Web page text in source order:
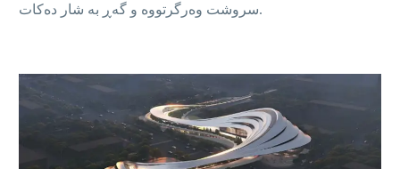
سروشت وەرگرتووە و گەڕ بە شار دەکات.